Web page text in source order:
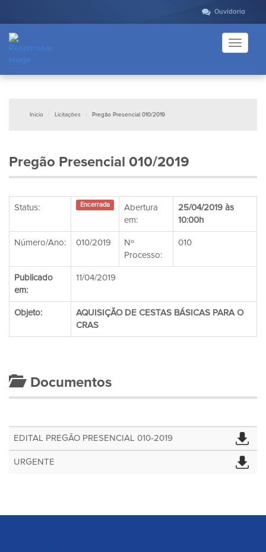
Ouvidoria
Toggle
Inicio Licitações Pregão Presencial 010/2019
Pregão Presencial 010/2019
Status: Encerrada
Abertura
em:
25/04/2019 às
10:00h
Número/Ano: 010/2019
Nº
Processo:
010
Publicado
em:
11/04/2019
Objeto:
AQUISIÇÃO DE CESTAS BÁSICAS PARA O
CRAS
Documentos
EDITAL PREGÃO PRESENCIAL 010-2019
URGENTE